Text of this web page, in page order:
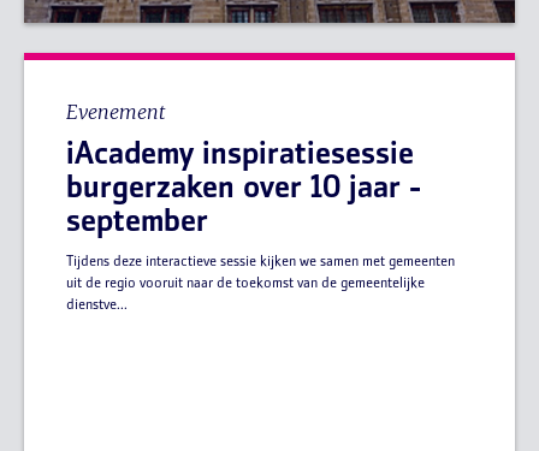
Evenement
iAcademy inspiratiesessie
burgerzaken over 10 jaar -
september
Tijdens deze interactieve sessie kijken we samen met gemeenten
uit de regio vooruit naar de toekomst van de gemeentelijke
dienstve...